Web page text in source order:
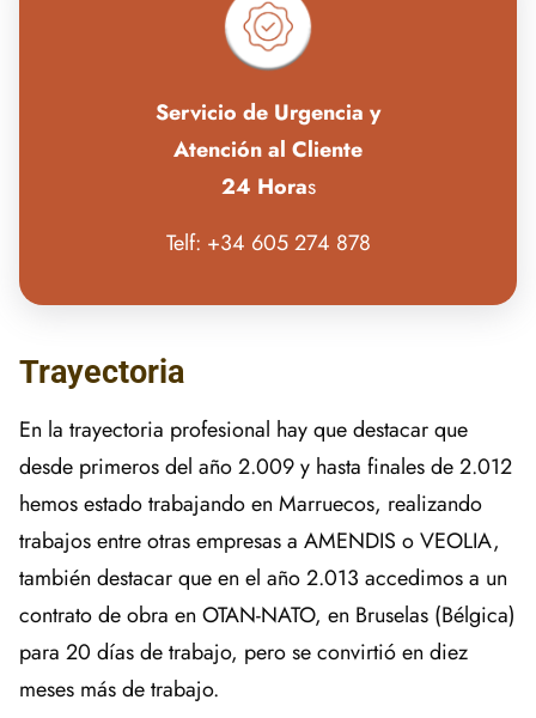
Servicio de Urgencia y
Atención al Cliente
24 Horas
Telf: +34 605 274 878
Trayectoria
En la trayectoria profesional hay que destacar que
desde primeros del año 2.009 y hasta finales de 2.012
hemos estado trabajando en Marruecos, realizando
trabajos entre otras empresas a AMENDIS o VEOLIA,
también destacar que en el año 2.013 accedimos a un
contrato de obra en OTAN-NATO, en Bruselas (Bélgica)
para 20 días de trabajo, pero se convirtió en diez
meses más de trabajo.